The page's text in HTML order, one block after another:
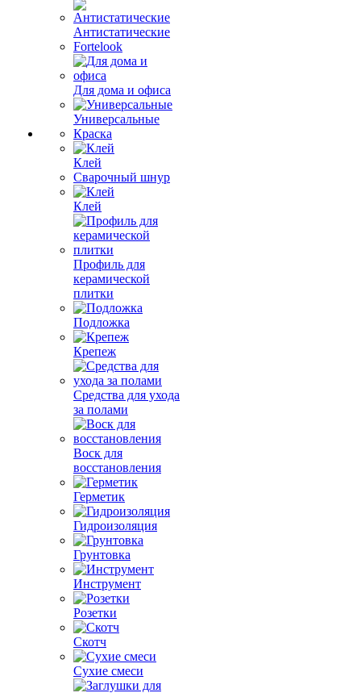
Антистатические
Fortelook
Для дома и офиса
Универсальные
Краска
Клей
Сварочный шнур
Клей
Профиль для
керамической
плитки
Подложка
Крепеж
Средства для ухода
за полами
Воск для
восстановления
Герметик
Гидроизоляция
Грунтовка
Инструмент
Розетки
Скотч
Сухие смеси